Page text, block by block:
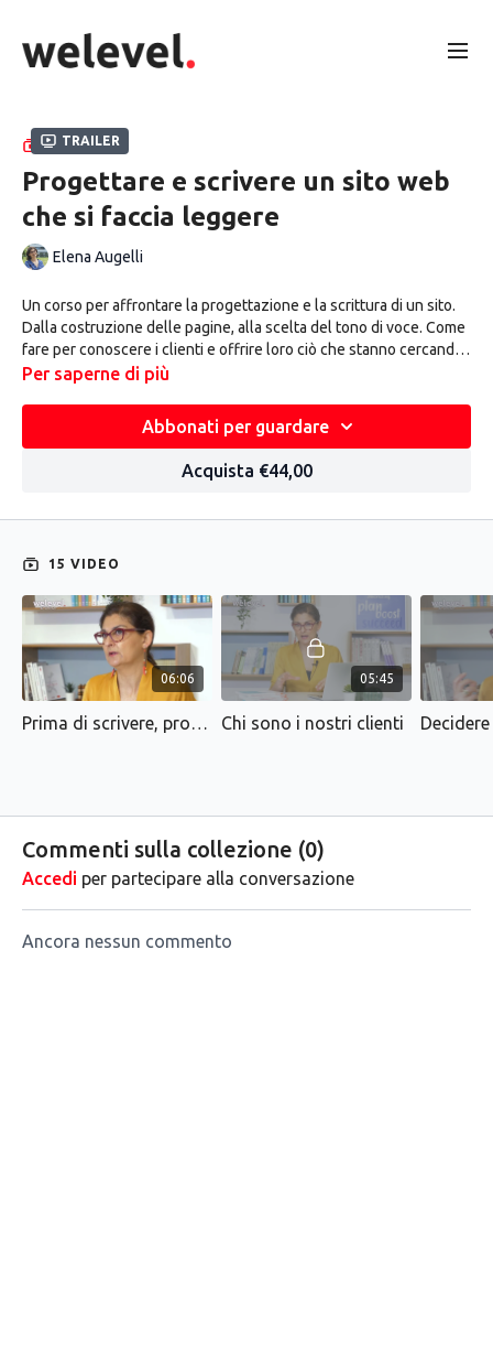
Trailer
RACCOLTA
Progettare e scrivere un sito web
che si faccia leggere
Elena Augelli
Un corso per affrontare la progettazione e la scrittura di un sito.
Dalla costruzione delle pagine, alla scelta del tono di voce. Come
fare per conoscere i clienti e offrire loro ciò che stanno cercando,
organizzando il sito come una vera e propria mappa che porta al
strutture che vogliono rinnovare il loro sito o che se stanno
avviando una nuova attività ne devono creare uno.Una guida che
spiega tutti i passaggi fondamentali, cosa si può fare da soli e
dove è necessario farsi aiutare.
Per saperne di più
Abbonati per guardare
Acquista €44,00
15 VIDEO
06:06
Prima di scrivere, progettare
05:45
Chi sono i nostri clienti
Commenti sulla collezione (0)
Accedi per partecipare alla conversazione
Ancora nessun commento